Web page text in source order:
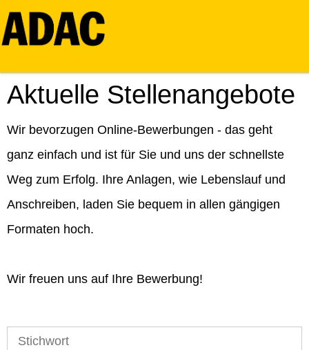
Aktuelle Stellenangebote
Wir bevorzugen Online-Bewerbungen - das geht
ganz einfach und ist für Sie und uns der schnellste
Weg zum Erfolg. Ihre Anlagen, wie Lebenslauf und
Anschreiben, laden Sie bequem in allen gängigen
Formaten hoch.
Wir freuen uns auf Ihre Bewerbung!